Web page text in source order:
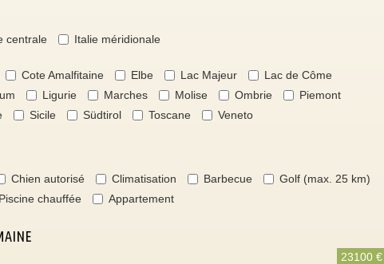
centrale Italie méridionale
Cote Amalfitaine Elbe Lac Majeur
Lac de Côme
Ligurie Marches Molise Ombrie
Piemont
Sicile Südtirol Toscane Veneto
Chien autorisé Climatisation Barbecue
Golf (max. 25 km)
Piscine chauffée Appartement
23100 €